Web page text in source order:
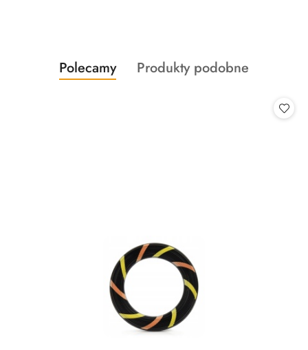
Pomiń karuzelę produktów
Produkty
o
Polecamy
Produkty
Produkty podobne